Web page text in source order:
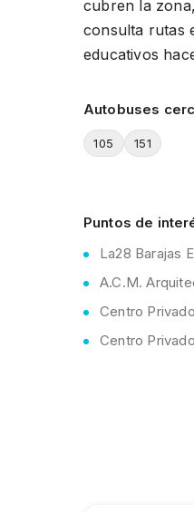
cubren la
consulta rutas
educativos
Autobuses
105 151
Puntos de
La28 Barajas
A.C.M.
Centro
Centro